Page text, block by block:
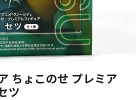
ちょこのせ プレミア
ツ